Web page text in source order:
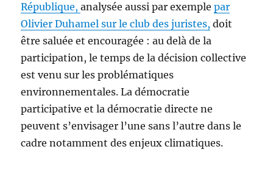
République,analysée aussi par exemplepar
Olivier Duhamel sur le club des juristes, doit
être saluée et encouragée : au delà de la
participation, le temps de la décision collective
est venu sur les problématiques
environnementales. La démocratie
participative et la démocratie directe ne
peuvent s’envisager l’une sans l’autre dans le
cadre notamment des enjeux climatiques.